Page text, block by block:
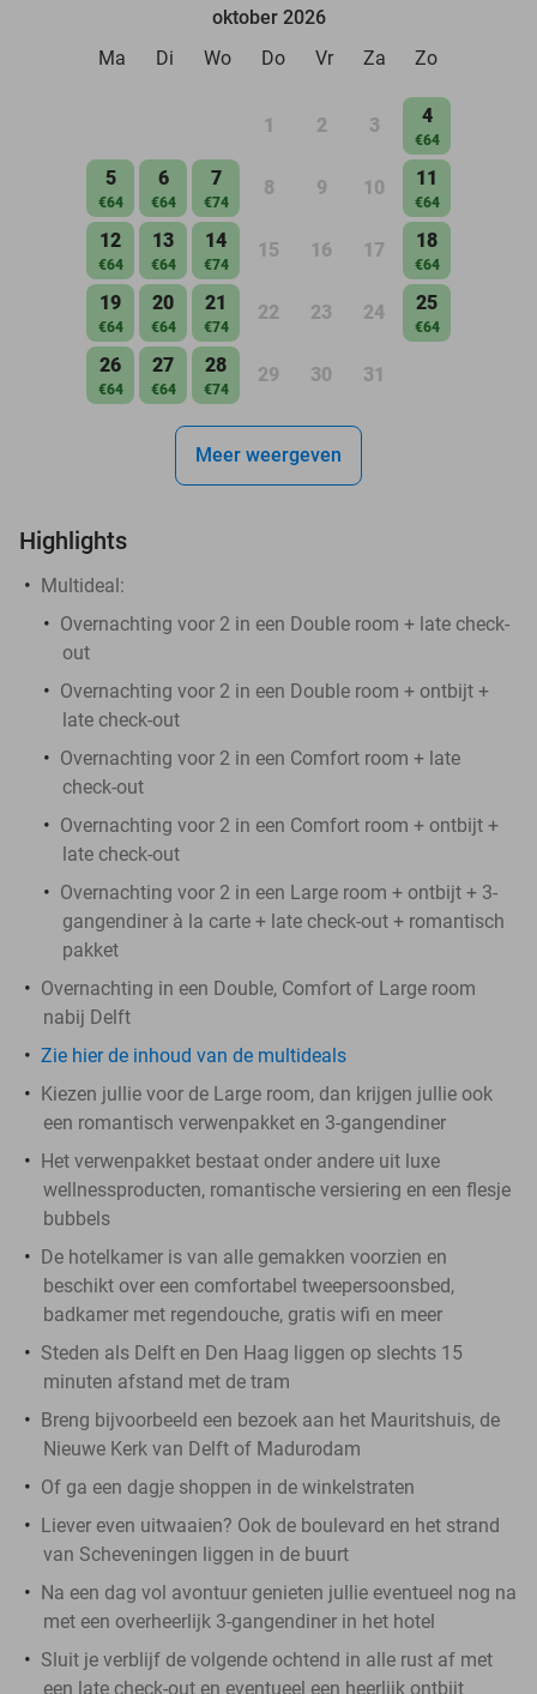
oktober 2026
Ma
Di Wo Do Vr Za Zo
1 2 3 4
€64
5
€64
6
€64
7
€74
8 9 10 11
€64
12
€64
13
€64
14
€74
15 16 17 18
€64
19
€64
20
€64
21
€74
22 23 24 25
€64
26
€64
27
€64
28
€74
29 30 31
Meer weergeven
Highlights
Multideal:
Overnachting voor 2 in een Double room + late check-
out
Overnachting voor 2 in een Double room + ontbijt +
late check-out
Overnachting voor 2 in een Comfort room + late
check-out
Overnachting voor 2 in een Comfort room + ontbijt +
late check-out
Overnachting voor 2 in een Large room + ontbijt + 3-
gangendiner à la carte + late check-out + romantisch
pakket
Overnachting in een Double, Comfort of Large room
nabij Delft
Zie hier de inhoud van de multideals
Kiezen jullie voor de Large room, dan krijgen jullie ook
een romantisch verwenpakket en 3-gangendiner
Het verwenpakket bestaat onder andere uit luxe
wellnessproducten, romantische versiering en een flesje
bubbels
De hotelkamer is van alle gemakken voorzien en
beschikt over een comfortabel tweepersoonsbed,
badkamer met regendouche, gratis wifi en meer
Steden als Delft en Den Haag liggen op slechts 15
minuten afstand met de tram
Breng bijvoorbeeld een bezoek aan het Mauritshuis, de
Nieuwe Kerk van Delft of Madurodam
Of ga een dagje shoppen in de winkelstraten
Liever even uitwaaien? Ook de boulevard en het strand
van Scheveningen liggen in de buurt
Na een dag vol avontuur genieten jullie eventueel nog na
met een overheerlijk 3-gangendiner in het hotel
Sluit je verblijf de volgende ochtend in alle rust af met
een late check-out en eventueel een heerlijk ontbijt